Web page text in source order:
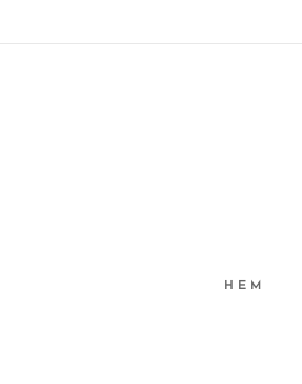
HEM